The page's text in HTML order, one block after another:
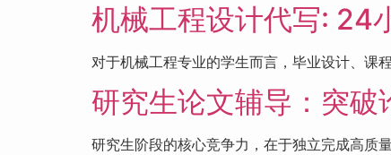
机械工程设计代写: 24
对于机械工程专业的学生而言，毕业设计、
研究生论文辅导：突破
研究生阶段的核心竞争力，在于独立完成高质